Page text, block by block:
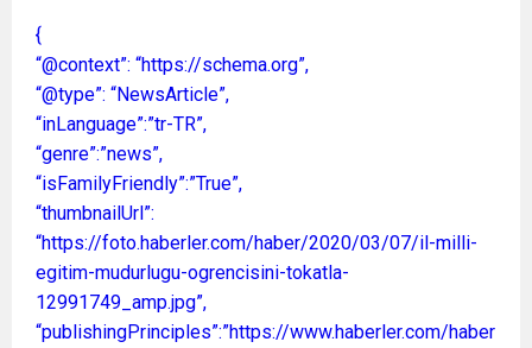
{
“@context”: “https://schema.org”,
“@type”: “NewsArticle”,
“inLanguage”:”tr-TR”,
“genre”:”news”,
“isFamilyFriendly”:”True”,
“thumbnailUrl”:
“https://foto.haberler.com/haber/2020/03/07/il-milli-
egitim-mudurlugu-ogrencisini-tokatla-
12991749_amp.jpg”,
“publishingPrinciples”:”https://www.haberler.com/haberler/